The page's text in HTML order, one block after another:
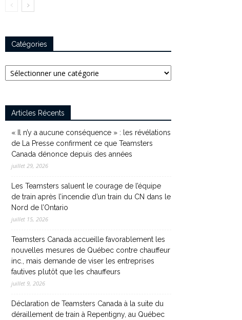
Catégories
Catégories
Articles Récents
« Il n’y a aucune conséquence » : les révélations
de La Presse confirment ce que Teamsters
Canada dénonce depuis des années
juillet 29, 2026
Les Teamsters saluent le courage de l’équipe
de train après l’incendie d’un train du CN dans le
Nord de l’Ontario
juillet 15, 2026
Teamsters Canada accueille favorablement les
nouvelles mesures de Québec contre chauffeur
inc., mais demande de viser les entreprises
fautives plutôt que les chauffeurs
juillet 9, 2026
Déclaration de Teamsters Canada à la suite du
déraillement de train à Repentigny, au Québec